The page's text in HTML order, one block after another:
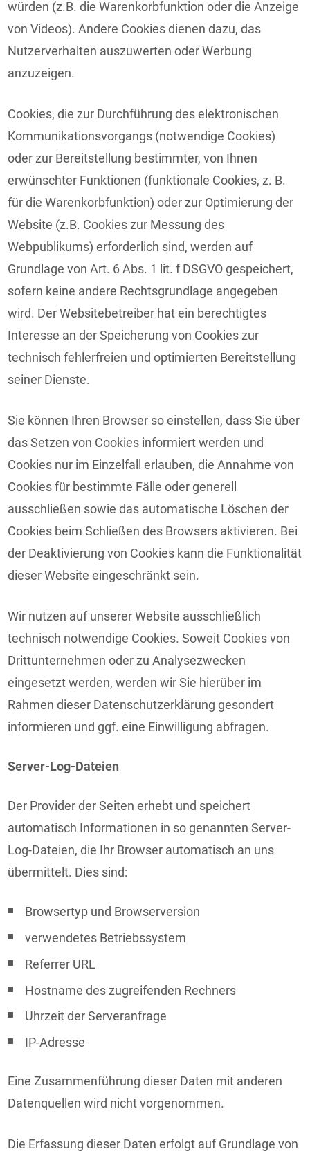
würden (z.B. die Warenkorbfunktion oder die Anzeige
von Videos). Andere Cookies dienen dazu, das
Nutzerverhalten auszuwerten oder Werbung
anzuzeigen.
Cookies, die zur Durchführung des elektronischen
Kommunikationsvorgangs (notwendige Cookies)
oder zur Bereitstellung bestimmter, von Ihnen
erwünschter Funktionen (funktionale Cookies, z. B.
für die Warenkorbfunktion) oder zur Optimierung der
Website (z.B. Cookies zur Messung des
Webpublikums) erforderlich sind, werden auf
Grundlage von Art. 6 Abs. 1 lit. f DSGVO gespeichert,
sofern keine andere Rechtsgrundlage angegeben
wird. Der Websitebetreiber hat ein berechtigtes
Interesse an der Speicherung von Cookies zur
technisch fehlerfreien und optimierten Bereitstellung
seiner Dienste.
Sie können Ihren Browser so einstellen, dass Sie über
das Setzen von Cookies informiert werden und
Cookies nur im Einzelfall erlauben, die Annahme von
Cookies für bestimmte Fälle oder generell
ausschließen sowie das automatische Löschen der
Cookies beim Schließen des Browsers aktivieren. Bei
der Deaktivierung von Cookies kann die Funktionalität
dieser Website eingeschränkt sein.
Wir nutzen auf unserer Website ausschließlich
technisch notwendige Cookies. Soweit Cookies von
Drittunternehmen oder zu Analysezwecken
eingesetzt werden, werden wir Sie hierüber im
Rahmen dieser Datenschutzerklärung gesondert
informieren und ggf. eine Einwilligung abfragen.
Server-Log-Dateien
Der Provider der Seiten erhebt und speichert
automatisch Informationen in so genannten Server-
Log-Dateien, die Ihr Browser automatisch an uns
übermittelt. Dies sind:
Browsertyp und Browserversion
verwendetes Betriebssystem
Referrer URL
Hostname des zugreifenden Rechners
Uhrzeit der Serveranfrage
IP-Adresse
Eine Zusammenführung dieser Daten mit anderen
Datenquellen wird nicht vorgenommen.
Die Erfassung dieser Daten erfolgt auf Grundlage von